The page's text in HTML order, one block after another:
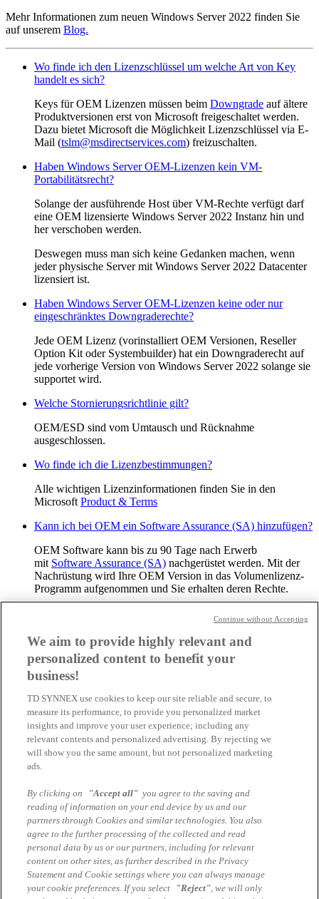
Mehr Informationen zum neuen Windows Server 2022 finden Sie
auf unserem Blog.
Wo finde ich den Lizenzschlüssel um welche Art von Key
handelt es sich?
Keys für OEM Lizenzen müssen beim Downgrade auf ältere
Produktversionen erst von Microsoft freigeschaltet werden.
Dazu bietet Microsoft die Möglichkeit Lizenzschlüssel via E-
Mail (tslm@msdirectservices.com) freizuschalten.
Haben Windows Server OEM-Lizenzen kein VM-
Portabilitätsrecht?
Solange der ausführende Host über VM-Rechte verfügt darf
eine OEM lizensierte Windows Server 2022 Instanz hin und
her verschoben werden.
Deswegen muss man sich keine Gedanken machen, wenn
jeder physische Server mit Windows Server 2022 Datacenter
lizensiert ist.
Haben Windows Server OEM-Lizenzen keine oder nur
eingeschränktes Downgraderechte?
Jede OEM Lizenz (vorinstalliert OEM Versionen, Reseller
Option Kit oder Systembuilder) hat ein Downgraderecht auf
jede vorherige Version von Windows Server 2022 solange sie
supportet wird.
Welche Stornierungsrichtlinie gilt?
OEM/ESD sind vom Umtausch und Rücknahme
ausgeschlossen.
Wo finde ich die Lizenzbestimmungen?
Alle wichtigen Lizenzinformationen finden Sie in den
MicrosoftProduct & Terms
Kann ich bei OEM ein Software Assurance (SA) hinzufügen?
OEM Software kann bis zu 90 Tage nach Erwerb
mit Software Assurance (SA) nachgerüstet werden. Mit der
Nachrüstung wird Ihre OEM Version in das Volumenlizenz-
Programm aufgenommen und Sie erhalten deren Rechte.
Voraussetzung ist, dass die SA für die Volumenlizenz auch in
der selben Edition und Sprache wie die OEM-Software
verfügbar ist. Die Nachrüstung mit SA ist daher nur noch bei
den Server-Versionen und CALs möglich.
Erwerb von OEM Windows Server
Lizenzierung
Sie können im TD SYNNEX Software Store über Ihr Intouch
Login die OEM Windows Lizenzen erwerben. Hier geht es zum
Software Store:
MICROSOFT ERWERBEN ÜBER INTOUCH
Bei Fragen wenden Sie sich bitte an Ihr Microsoft Team
Tel: +49 89 4700 2808
E-Mail:Microsoft-Sales.de@tdsynnex.com
We aim to provide highly relevant and
personalized content to benefit your
business!
TD SYNNEX use cookies to keep our site reliable and secure, to
measure its performance, to provide you personalized market
insights and improve your user experience; including any
relevant contents and personalized advertising. By rejecting we
will show you the same amount, but not personalized marketing
ads.
By clicking on "Accept all" you agree to the saving and
reading of information on your end device by us and our
partners through Cookies and similar technologies. You also
agree to the further processing of the collected and read
personal data by us or our partners, including for relevant
content on other sites, as further described in the Privacy
Statement and Cookie settings where you can always manage
your cookie preferences. If you select
"Reject", we will only
Continue without Accepting